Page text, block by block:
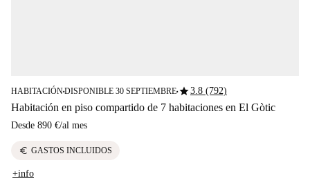
HABITACIÓN■DISPONIBLE 30 SEPTIEMBRE■star3.8 (792)
Habitación en piso compartido de 7 habitaciones en El Gòtic
Desde 890 €/al mes
euro GASTOS INCLUIDOS
+info